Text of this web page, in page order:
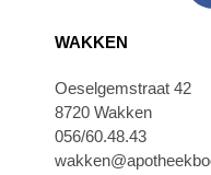
WAKKEN
Oeselgemstraat 42
8720 Wakken
056/60.48.43